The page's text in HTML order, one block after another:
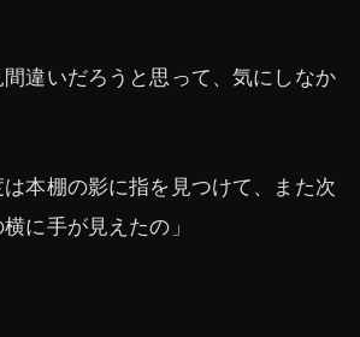
違いだろうと思って、気にしなか
本棚の影に指を見つけて、また次
に手が見えたの」